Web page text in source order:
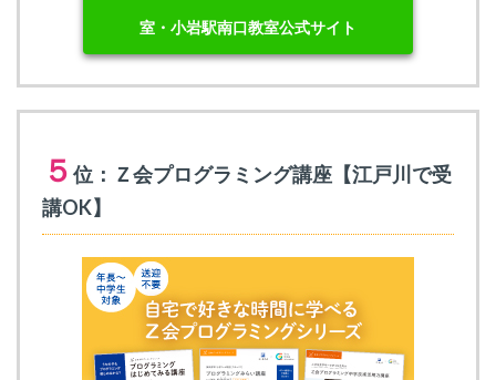
室・小岩駅南口教室公式サイト
５ 位：Ｚ会プログラミング講座【江戸川で受
講OK】